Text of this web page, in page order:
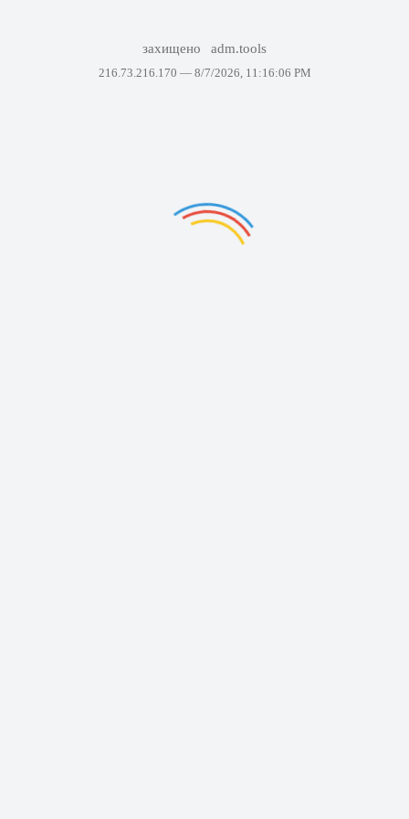
захищено adm.tools
216.73.216.170 — 8/7/2026, 11:16:06 PM